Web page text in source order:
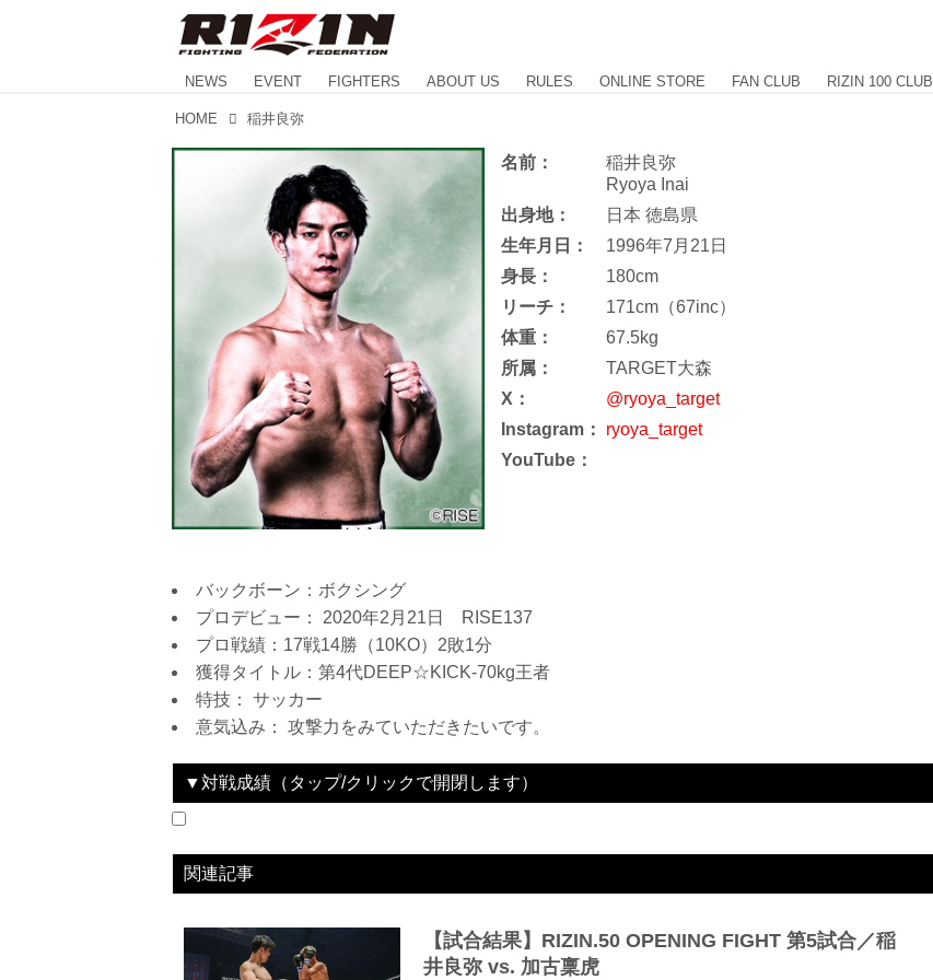
NEWS EVENT FIGHTERS ABOUT US RULES ONLINE STORE FAN CLUB RIZIN 100 CLUB
HOME 稲井良弥
名前：
稲井良弥
Ryoya Inai
出身地：
日本 徳島県
生年月日：
1996年7月21日
身長：
180cm
リーチ：
171cm（67inc）
体重：
67.5kg
所属：
TARGET大森
X：
@ryoya_target
Instagram：
ryoya_target
YouTube：
バックボーン：ボクシング
プロデビュー： 2020年2月21日 RISE137
プロ戦績：17戦14勝（10KO）2敗1分
獲得タイトル：第4代DEEP☆KICK-70kg王者
特技： サッカー
意気込み： 攻撃力をみていただきたいです。
▼対戦成績（タップ/クリックで開閉します）
関連記事
【試合結果】RIZIN.50 OPENING FIGHT 第5試合／稲
井良弥 vs. 加古稟虎